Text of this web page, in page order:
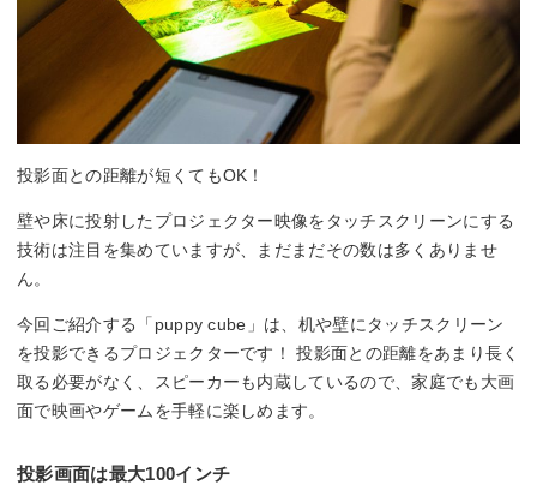
投影面との距離が短くてもOK！
壁や床に投射したプロジェクター映像をタッチスクリーンにする
技術は注目を集めていますが、まだまだその数は多くありませ
ん。
今回ご紹介する「puppy cube」は、机や壁にタッチスクリーン
を投影できるプロジェクターです！ 投影面との距離をあまり長く
取る必要がなく、スピーカーも内蔵しているので、家庭でも大画
面で映画やゲームを手軽に楽しめます。
投影画面は最大100インチ